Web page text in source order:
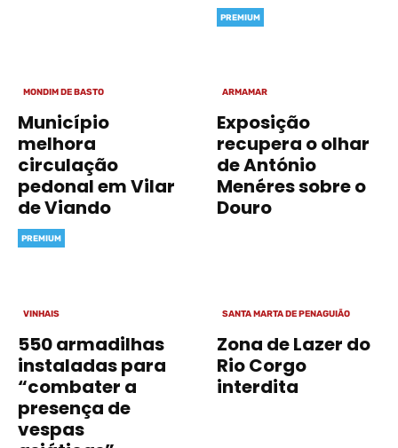
MONDIM DE BASTO
Município
melhora
circulação
pedonal em Vilar
de Viando
ARMAMAR
PREMIUM
Exposição
recupera o olhar
de António
Menéres sobre o
Douro
VINHAIS
PREMIUM
550 armadilhas
instaladas para
“combater a
presença de
vespas
SANTA MARTA DE PENAGUIÃO
Zona de Lazer do
Rio Corgo
interdita